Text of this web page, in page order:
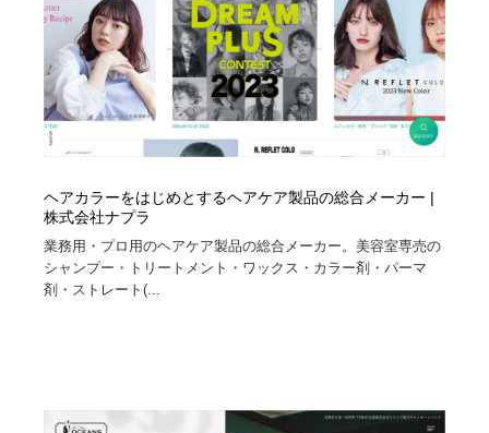
ヘアカラーをはじめとするヘアケア製品の総合メーカー |
株式会社ナプラ
業務用・プロ用のヘアケア製品の総合メーカー。美容室専売の
シャンプー・トリートメント・ワックス・カラー剤・パーマ
剤・ストレート(...